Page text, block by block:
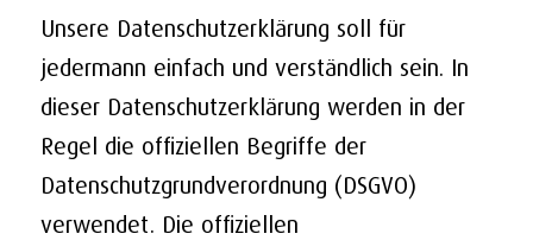
Unsere Datenschutzerklärung soll für
jedermann einfach und verständlich sein. In
dieser Datenschutzerklärung werden in der
Regel die offiziellen Begriffe der
Datenschutzgrundverordnung (DSGVO)
verwendet. Die offiziellen